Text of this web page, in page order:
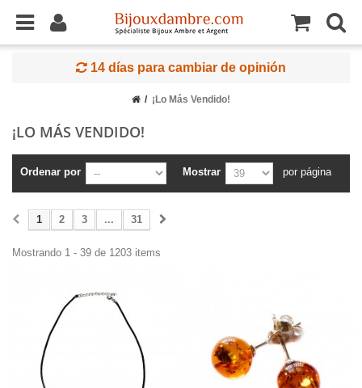
14 días para cambiar de opinión
¡Lo Más Vendido!
¡LO MÁS VENDIDO!
Ordenar por Mostrar por página
1 2 3 ... 31
Mostrando 1 - 39 de 1203 items